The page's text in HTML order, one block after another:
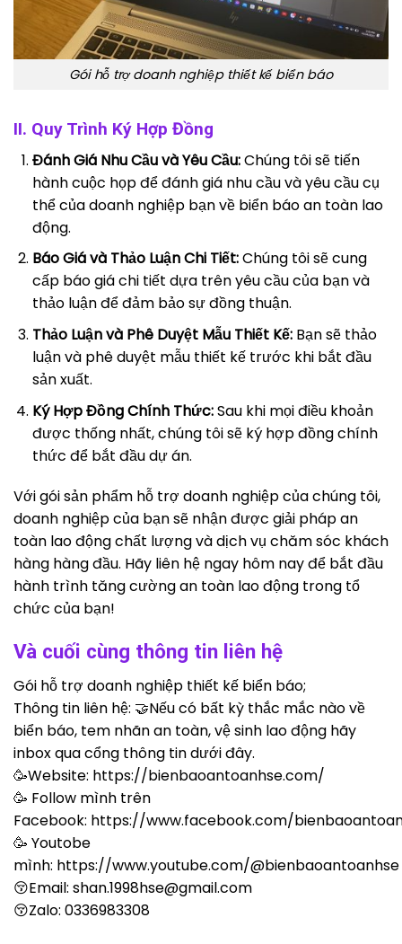
Gói hỗ trợ doanh nghiệp thiết kế biển báo
II. Quy Trình Ký Hợp Đồng
Đánh Giá Nhu Cầu và Yêu Cầu:Chúng tôi sẽ tiến
hành cuộc họp để đánh giá nhu cầu và yêu cầu cụ
thể của doanh nghiệp bạn về biển báo an toàn lao
động.
Báo Giá và Thảo Luận Chi Tiết:Chúng tôi sẽ cung
cấp báo giá chi tiết dựa trên yêu cầu của bạn và
thảo luận để đảm bảo sự đồng thuận.
Thảo Luận và Phê Duyệt Mẫu Thiết Kế:Bạn sẽ thảo
luận và phê duyệt mẫu thiết kế trước khi bắt đầu
sản xuất.
Ký Hợp Đồng Chính Thức:Sau khi mọi điều khoản
được thống nhất, chúng tôi sẽ ký hợp đồng chính
thức để bắt đầu dự án.
Với gói sản phẩm hỗ trợ doanh nghiệp của chúng tôi,
doanh nghiệp của bạn sẽ nhận được giải pháp an
toàn lao động chất lượng và dịch vụ chăm sóc khách
hàng hàng đầu. Hãy liên hệ ngay hôm nay để bắt đầu
hành trình tăng cường an toàn lao động trong tổ
chức của bạn!
Và cuối cùng thông tin liên hệ
Gói hỗ trợ doanh nghiệp thiết kế biển báo;
Thông tin liên hệ: 🤝Nếu có bất kỳ thắc mắc nào về
biển báo, tem nhãn an toàn, vệ sinh lao động hãy
inbox qua cổng thông tin dưới đây.
🥳Website: https://bienbaoantoanhse.com/
🥳 Follow mình trên
Facebook: https://www.facebook.com/
🥳 Youtobe
mình: https://www.youtube.com/@bienbaoantoanhse
😚Email: shan.1998hse@gmail.com
😚Zalo: 0336983308